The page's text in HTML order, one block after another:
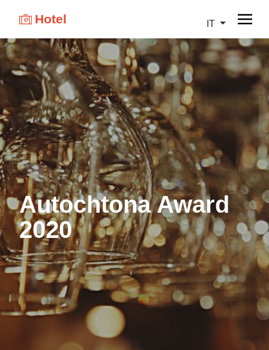
Hotel IT
Autochtona Award
2020